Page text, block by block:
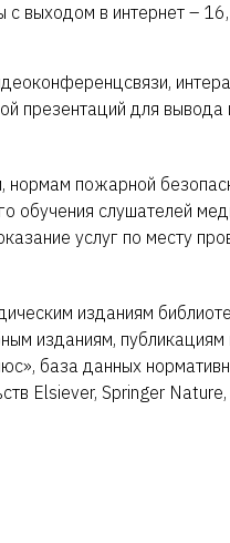
выходом в интернет –
презентаций для
нормам пожарной
обучения слушателей
услуг по месту
изданиям
изданиям, публикациям
база данных
Elsiever, Springer